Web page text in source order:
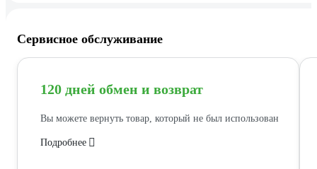
Сервисное обслуживание
120 дней обмен и возврат
Вы можете вернуть товар, который не был использован
Подробнее